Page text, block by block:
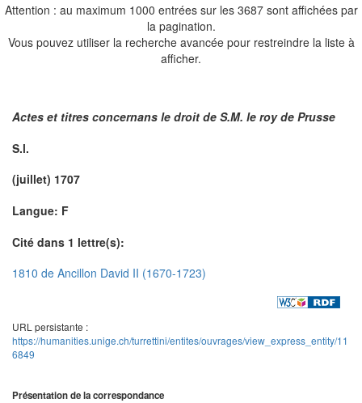
Attention : au maximum 1000 entrées sur les 3687 sont affichées par
la pagination.
Vous pouvez utiliser la recherche avancée pour restreindre la liste à
afficher.
Actes et titres concernans le droit de S.M. le roy de Prusse
S.l.
(juillet) 1707
Langue: F
Cité dans 1 lettre(s):
1810 de Ancillon David II (1670-1723)
URL persistante :
https://humanities.unige.ch/turrettini/entites/ouvrages/view_express_entity/11
6849
Présentation de la correspondance